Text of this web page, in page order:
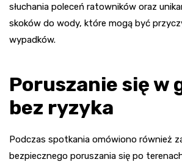
słuchania poleceń ratowników oraz
skoków do wody, które mogą być
wypadków.
Poruszanie się w
bez ryzyka
Podczas spotkania omówiono również
bezpiecznego poruszania się po